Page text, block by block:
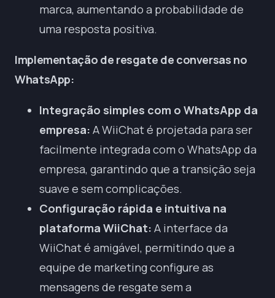
marca, aumentando a probabilidade de
uma resposta positiva.
Implementação de resgate de conversas no
WhatsApp:
Integração simples com o WhatsApp da
empresa: A WiiChat é projetada para ser
facilmente integrada com o WhatsApp da
empresa, garantindo que a transição seja
suave e sem complicações.
Configuração rápida e intuitiva na
plataforma WiiChat: A interface da
WiiChat é amigável, permitindo que a
equipe de marketing configure as
mensagens de resgate sem a